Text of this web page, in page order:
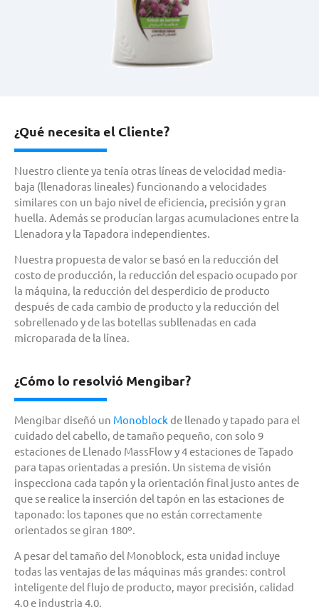
¿Qué necesita el Cliente?
Nuestro cliente ya tenía otras líneas de velocidad media-
baja (llenadoras lineales) funcionando a velocidades
similares con un bajo nivel de eficiencia, precisión y gran
huella. Además se producían largas acumulaciones entre la
Llenadora y la Tapadora independientes.
Nuestra propuesta de valor se basó en la reducción del
costo de producción, la reducción del espacio ocupado por
la máquina, la reducción del desperdicio de producto
después de cada cambio de producto y la reducción del
sobrellenado y de las botellas subllenadas en cada
microparada de la línea.
¿Cómo lo resolvió Mengibar?
Mengibar diseñó un Monoblock de llenado y tapado para el
cuidado del cabello, de tamaño pequeño, con solo 9
estaciones de Llenado MassFlow y 4 estaciones de Tapado
para tapas orientadas a presión. Un sistema de visión
inspecciona cada tapón y la orientación final justo antes de
que se realice la inserción del tapón en las estaciones de
taponado: los tapones que no están correctamente
orientados se giran 180º.
A pesar del tamaño del Monoblock, esta unidad incluye
todas las ventajas de las máquinas más grandes: control
inteligente del flujo de producto, mayor precisión, calidad
4.0 e industria 4.0.